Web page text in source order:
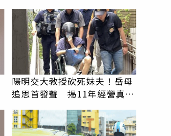
陽明交大教授砍死妹夫！岳母
追思首發聲 揭11年經營真相
PR